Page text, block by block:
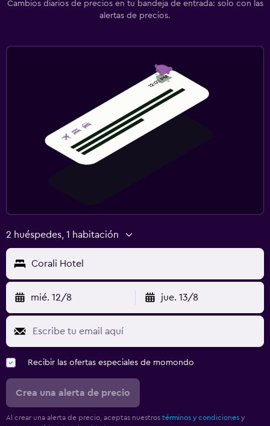
Cambios diarios de precios en tu bandeja de entrada: solo con las
alertas de precios.
2 huéspedes, 1 habitación
Corali Hotel
mié. 12/8 jue. 13/8
Recibir las ofertas especiales de momondo
Crea una alerta de precio
Al crear una alerta de precio, aceptas nuestros términos y condiciones y